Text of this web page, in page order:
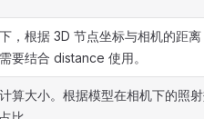
，根据 3D 节点坐标与相机的距
要结合 distance 使用。
算大小。根据模型在相机下的照